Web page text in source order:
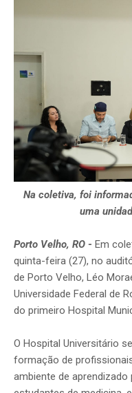
Na coletiva, foi
uma
Porto Velho, RO - Em
quinta-feira (27), no
de Porto Velho, Léo
Universidade Federal de
do primeiro Hospital
O Hospital Universitário
formação de
ambiente de